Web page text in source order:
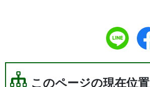
このページの現在位置